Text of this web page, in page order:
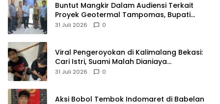
Buntut Mangkir Dalam Audiensi Terkait
Proyek Geotermal Tampomas, Bupati
Sumedang Dilaporkan Ke Ombudsman dan
31 Juli 2026 0
Viral Pengeroyokan di Kalimalang Bekasi:
Cari Istri, Suami Malah Dianiaya
Sekelompok Pria
31 Juli 2026 0
Aksi Bobol Tembok Indomaret di Babelan